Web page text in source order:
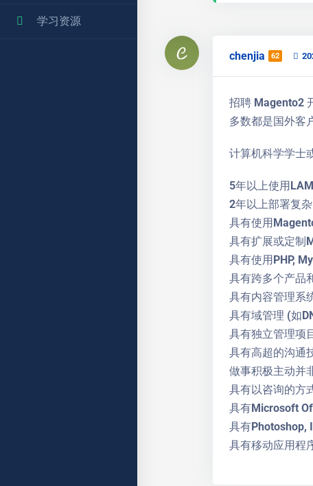
学习资源
chenjia 62
招聘 Magento2
多数都是国外客
计算机科学学士
5年以上使用
2年以上部署复
具有使用
具有扩展或定制
具有使用PHP,
具有跨多个产品
具有内容管理系
具有域管理 (如
具有独立管理项
具有高超的沟通
做事积极主动并
具有以咨询的方
具有Microsoft
具有Photoshop,
具有移动应用程